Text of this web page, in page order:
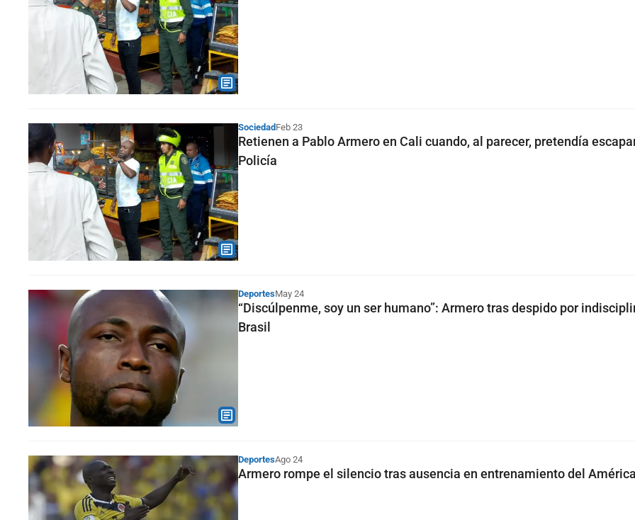
Sociedad Feb 23
Retienen a Pablo Armero en Cali cuando, al parecer, pretendía
Policía
DeportesMay 24
“Discúlpenme, soy un ser humano”: Armero tras despido por
Brasil
DeportesAgo 24
Armero rompe el silencio tras ausencia en entrenamiento del